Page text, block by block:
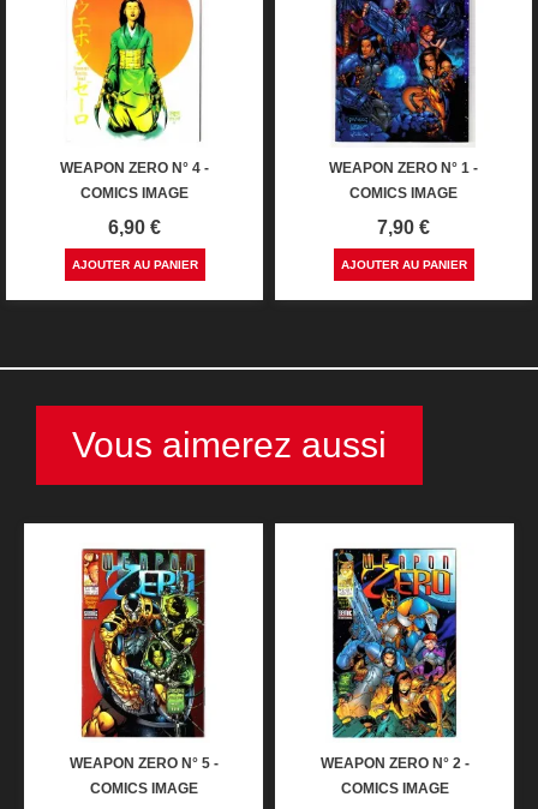
WEAPON ZERO N° 4 -
COMICS IMAGE
Prix
6,90 €
AJOUTER AU PANIER
WEAPON ZERO N° 1 -
COMICS IMAGE
Prix
7,90 €
AJOUTER AU PANIER
Vous aimerez aussi
WEAPON ZERO N° 5 -
COMICS IMAGE
WEAPON ZERO N° 2 -
COMICS IMAGE